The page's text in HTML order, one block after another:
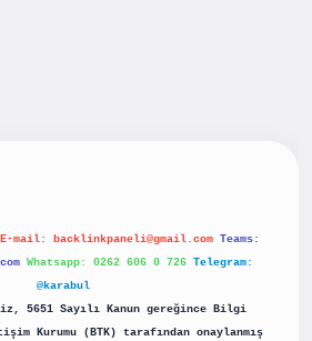
E-mail: backlinkpaneli@gmail.com Teams:
Whatsapp: 0262 606 0 726 Telegram:
@karabul
5651 Sayılı Kanun gereğince Bilgi
Kurumu (BTK) tarafından onaylanmış